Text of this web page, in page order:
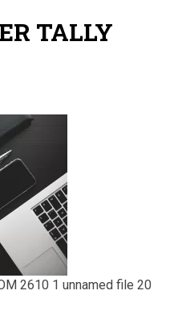
TALLY
2610 1 unnamed file 20